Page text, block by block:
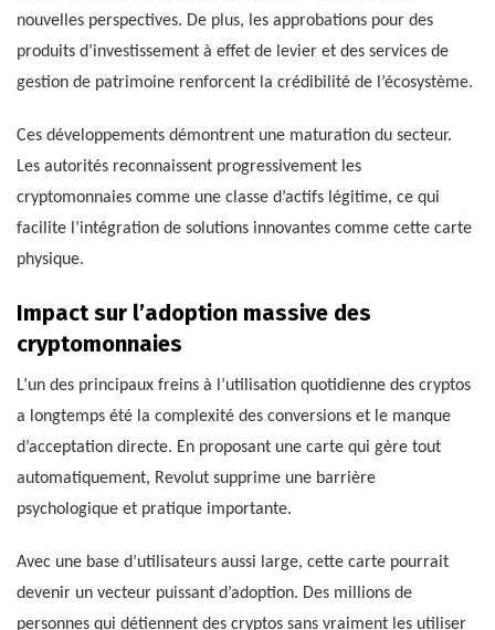
nouvelles perspectives. De plus, les approbations pour des
produits d’investissement à effet de levier et des services de
gestion de patrimoine renforcent la crédibilité de l’écosystème.
Ces développements démontrent une maturation du secteur.
Les autorités reconnaissent progressivement les
cryptomonnaies comme une classe d’actifs légitime, ce qui
facilite l’intégration de solutions innovantes comme cette carte
physique.
Impact sur l’adoption massive des
cryptomonnaies
L’un des principaux freins à l’utilisation quotidienne des cryptos
a longtemps été la complexité des conversions et le manque
d’acceptation directe. En proposant une carte qui gère tout
automatiquement, Revolut supprime une barrière
psychologique et pratique importante.
Avec une base d’utilisateurs aussi large, cette carte pourrait
devenir un vecteur puissant d’adoption. Des millions de
personnes qui détiennent des cryptos sans vraiment les utiliser